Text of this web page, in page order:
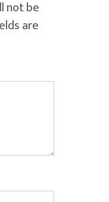
not be
are